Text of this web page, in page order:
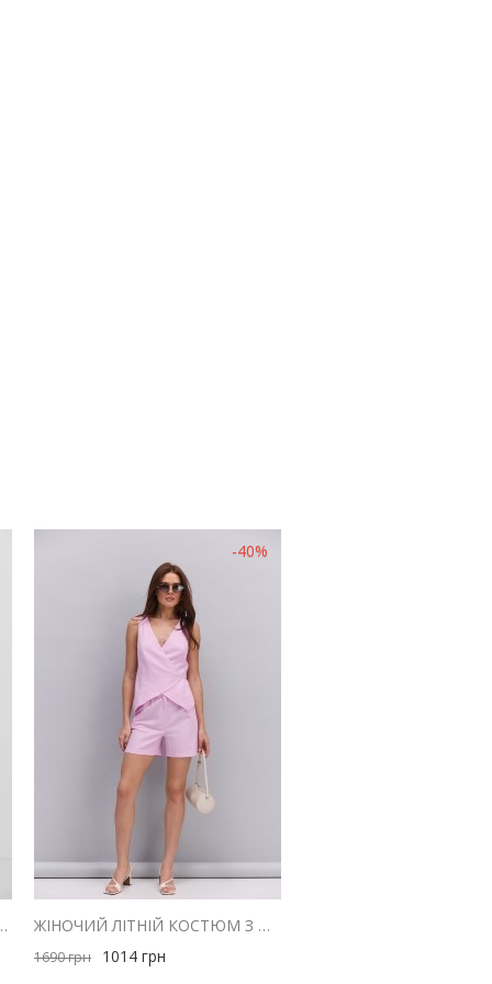
СО СБОРКОЙ СЗАДИ
-40%
ЖІНОЧИЙ ЛІТНІЙ КОСТЮМ З ШОРТАМИ І ЖИЛЕТОМ З ЛЬОНУ РОЖЕВИЙ
1690грн 1014 грн